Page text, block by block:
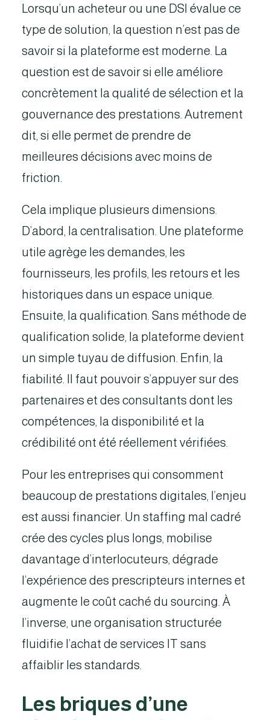
Lorsqu’un acheteur ou une DSI évalue ce
type de solution, la question n’est pas de
savoir si la plateforme est moderne. La
question est de savoir si elle améliore
concrètement la qualité de sélection et la
gouvernance des prestations. Autrement
dit, si elle permet de prendre de
meilleures décisions avec moins de
friction.
Cela implique plusieurs dimensions.
D’abord, la centralisation. Une plateforme
utile agrège les demandes, les
fournisseurs, les profils, les retours et les
historiques dans un espace unique.
Ensuite, la qualification. Sans méthode de
qualification solide, la plateforme devient
un simple tuyau de diffusion. Enfin, la
fiabilité. Il faut pouvoir s’appuyer sur des
partenaires et des consultants dont les
compétences, la disponibilité et la
crédibilité ont été réellement vérifiées.
Pour les entreprises qui consomment
beaucoup de prestations digitales, l’enjeu
est aussi financier. Un staffing mal cadré
crée des cycles plus longs, mobilise
davantage d’interlocuteurs, dégrade
l’expérience des prescripteurs internes et
augmente le coût caché du sourcing. À
l’inverse, une organisation structurée
fluidifie l’achat de services IT sans
affaiblir les standards.
Les briques d’une